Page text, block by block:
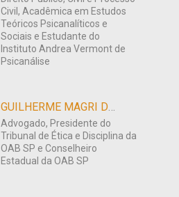
Civil, Acadêmica em Estudos
Teóricos Psicanalíticos e
Sociais e Estudante do
Instituto Andrea Vermont de
Psicanálise
GUILHERME MAGRI DE CARVALHO
Advogado, Presidente do
Tribunal de Ética e Disciplina da
OAB SP e Conselheiro
Estadual da OAB SP